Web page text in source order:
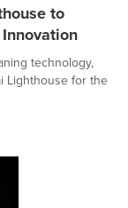
to
technology,
Lighthouse for the